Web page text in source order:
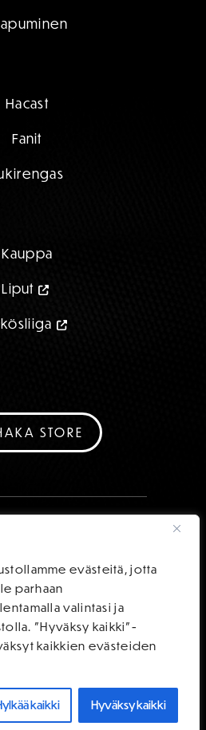
evästeitä, jotta
parhaan
valintasi ja
"Hyväksy kaikki"-
kaikkien evästeiden
kaikki Hyväksy kaikki
Hacast
Fanit
Kauppa
Liput
STORE